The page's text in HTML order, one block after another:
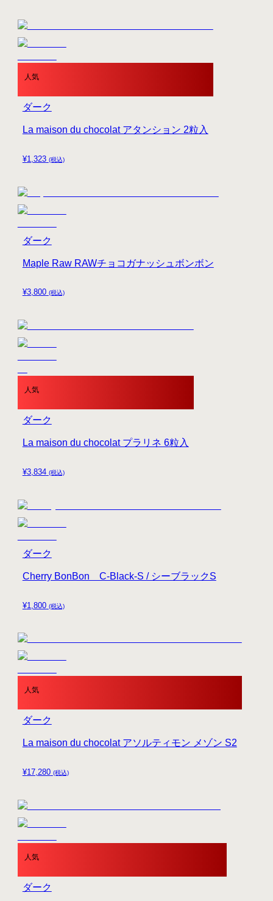
人気
¥1,323 (税込)
La maison du chocolat アタンション 2粒入
ダーク
¥3,800 (税込)
Maple Raw RAWチョコガナッシュボンボン
ダーク
人気
¥3,834 (税込)
La maison du chocolat プラリネ 6粒入
ダーク
¥1,800 (税込)
Cherry BonBon C-Black-S / シーブラックS
ダーク
人気
¥17,280 (税込)
La maison du chocolat アソルティモン メゾン S2
ダーク
人気
ダーク